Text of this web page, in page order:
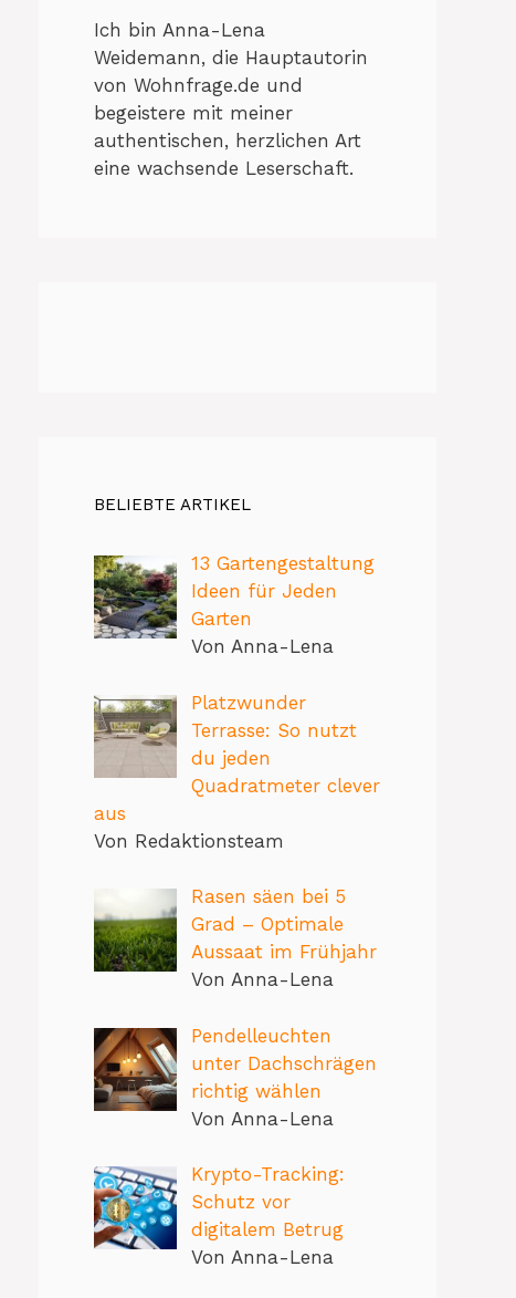
Ich bin Anna-Lena
Weidemann, die Hauptautorin
von Wohnfrage.de und
begeistere mit meiner
authentischen, herzlichen Art
eine wachsende Leserschaft.
BELIEBTE ARTIKEL
13 Gartengestaltung
Ideen für Jeden
Garten
Von Anna-Lena
Platzwunder
Terrasse: So nutzt
du jeden
Quadratmeter clever
aus
Von Redaktionsteam
Rasen säen bei 5
Grad – Optimale
Aussaat im Frühjahr
Von Anna-Lena
Pendelleuchten
unter Dachschrägen
richtig wählen
Von Anna-Lena
Krypto-Tracking:
Schutz vor
digitalem Betrug
Von Anna-Lena